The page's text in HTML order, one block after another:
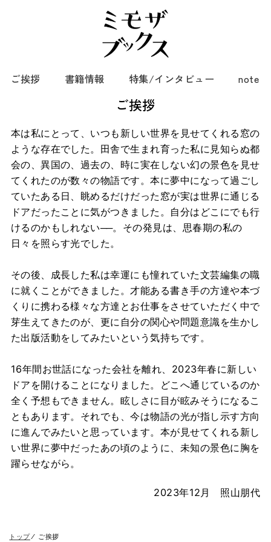
ご挨拶 書籍情報 特集/インタビュー note
ご挨拶
本は私にとって、いつも新しい世界を見せてくれる窓の
ような存在でした。田舎で生まれ育った私に見知らぬ都
会の、異国の、過去の、時に実在しない幻の景色を見せ
てくれたのが数々の物語です。本に夢中になって過ごし
ていたある日、眺めるだけだった窓が実は世界に通じる
ドアだったことに気がつきました。自分はどこにでも行
けるのかもしれない──。その発見は、思春期の私の
日々を照らす光でした。
その後、成長した私は幸運にも憧れていた文芸編集の職
に就くことができました。才能ある書き手の方達や本づ
くりに携わる様々な方達とお仕事をさせていただく中で
芽生えてきたのが、更に自分の関心や問題意識を生かし
た出版活動をしてみたいという気持ちです。
16年間お世話になった会社を離れ、2023年春に新しい
ドアを開けることになりました。どこへ通じているのか
全く予想もできません。眩しさに目が眩みそうになるこ
ともあります。それでも、今は物語の光が指し示す方向
に進んでみたいと思っています。本が見せてくれる新し
い世界に夢中だったあの頃のように、未知の景色に胸を
躍らせながら。
2023年12月 照山朋代
トップ⁄ ご挨拶